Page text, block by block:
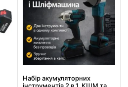
Набір акумуляторних
інструментів 2 в 1, КШМ та